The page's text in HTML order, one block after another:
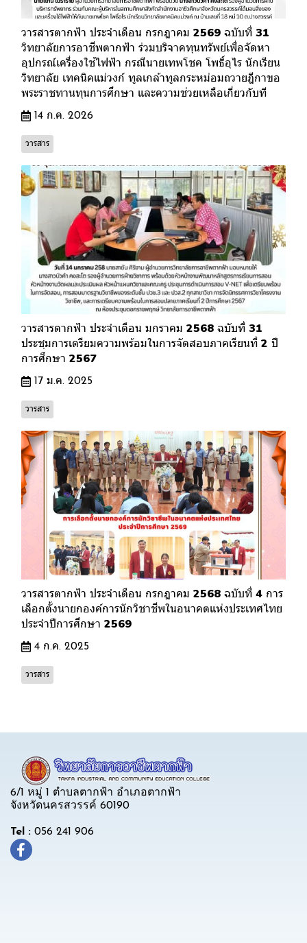
วารสารตากฟ้า ประจำเดือน กรกฎาคม 2569 ฉบับที่ 31
วิทยาลัยการอาชีพตากฟ้า ร่วมบริจาคทุนทรัพย์เพื่อจัดหา
อุปกรณ์เครื่องใช้ไฟฟ้า กรณีนายเทพโชค โพธิ์อุไร นักเรียน
วิทยาลัย เทคนิคแม่วงก์ ทูลเกล้าทูลกระหม่อมถวายฎีกาขอ
พระราชทานทุนการศึกษา และความช่วยเหลือเกี่ยวกับที
14 ก.ค. 2026
วารสาร
วารสารตากฟ้า ประจำเดือน มกราคม 2568 ฉบับที่ 31
ประชุมการเตรียมความพร้อมในการจัดสอบภาคเรียนที่ 2 ปี
การศึกษา 2567
17 ม.ค. 2025
วารสาร
วารสารตากฟ้า ประจำเดือน กรกฎาคม 2568 ฉบับที่ 4 การ
เลือกตั้งนายกองค์การนักวิชาชีพในอนาคตแห่งประเทศไทย
ประจำปีการศึกษา 2569
4 ก.ค. 2025
วารสาร
6/1 หมู่ 1 ตำบลตากฟ้า อำเภอตากฟ้า
จังหวัดนครสวรรค์ 60190
Tel : 056 241 906